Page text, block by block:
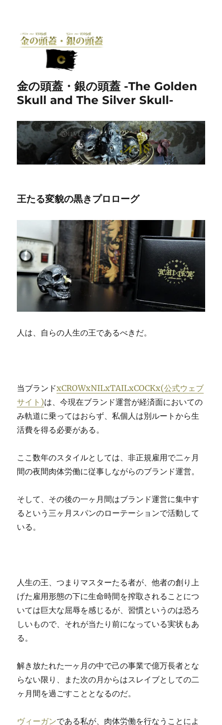
金の頭蓋・銀の頭蓋 -The Golden
Skull and The Silver Skull-
王たる変貌の黒きプロローグ
人は、自らの人生の王であるべきだ。
当ブランドxCROWxNILxTAILxCOCKx(公式ウェブ
サイト)は、今現在ブランド運営が経済面においての
み軌道に乗ってはおらず、私個人は別ルートから生
活費を得る必要がある。
ここ数年のスタイルとしては 、非正規雇用で二ヶ月
間の夜間肉体労働に従事しながらのブランド運営。
そして、その後の一ヶ月間はブランド運営に集中す
るという三ヶ月スパンのローテーションで活動して
いる。
人生の王、つまりマスターたる者が、他者の創り上
げた雇用形態の下に生命時間を搾取されることにつ
いては巨大な屈辱を感じるが、習慣というのは恐ろ
しいもので、それが当たり前になっている実状もあ
る。
解き放たれた一ヶ月の中で己の事業で億万長者とな
らない限り、また次の月からはスレイブとしての二
ヶ月間を過ごすこととなるのだ。
ヴィーガンである私が、肉体労働を行なうことによ